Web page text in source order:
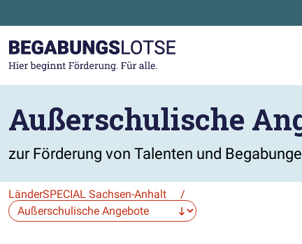
Zur Startseite gehen
Außerschulische
zur Förderung von Talenten und
LänderSPECIAL Sachsen-Anhalt /